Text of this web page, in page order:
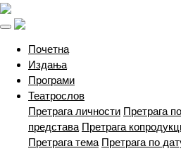
Почетна(current)
Издања
Програми
Театрослов
Претрага личности Претрага
представа Претрага
Претрага тема Претрага по